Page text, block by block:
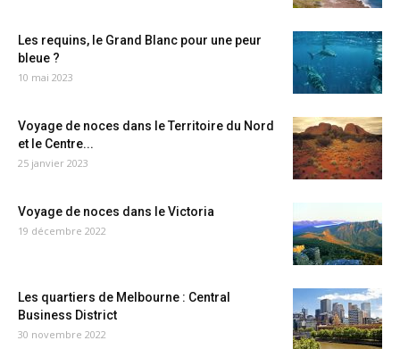
Les requins, le Grand Blanc pour une peur
bleue ?
10 mai 2023
Voyage de noces dans le Territoire du Nord
et le Centre...
25 janvier 2023
Voyage de noces dans le Victoria
19 décembre 2022
Les quartiers de Melbourne : Central
Business District
30 novembre 2022